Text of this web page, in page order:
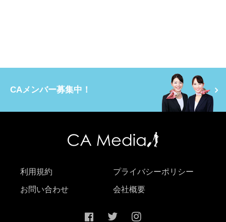
CAメンバー募集中！
利用規約 プライバシーポリシー
お問い合わせ 会社概要